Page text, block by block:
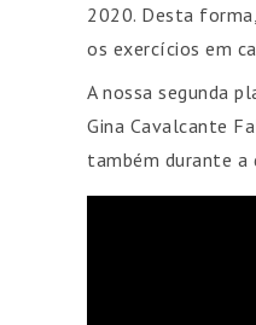
2020. Desta
os exercícios em
A nossa segunda
Gina Cavalcante
também durante a